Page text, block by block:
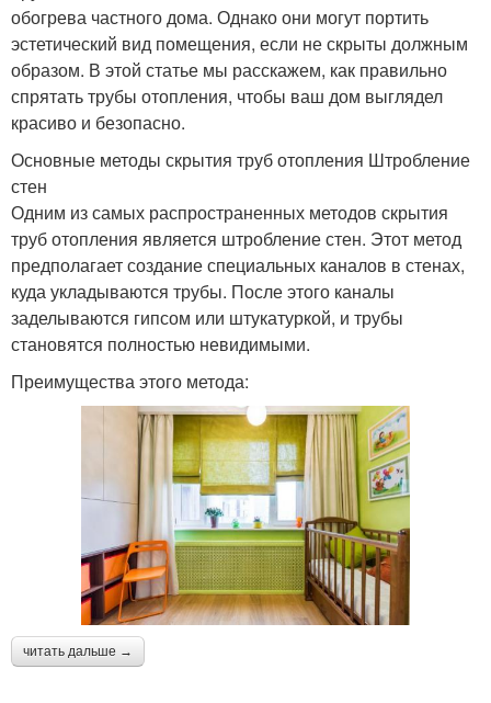
обогрева частного дома. Однако они могут портить
эстетический вид помещения, если не скрыты должным
образом. В этой статье мы расскажем, как правильно
спрятать трубы отопления, чтобы ваш дом выглядел
красиво и безопасно.
Основные методы скрытия труб отопления Штробление
стен
Одним из самых распространенных методов скрытия
труб отопления является штробление стен. Этот метод
предполагает создание специальных каналов в стенах,
куда укладываются трубы. После этого каналы
заделываются гипсом или штукатуркой, и трубы
становятся полностью невидимыми.
Преимущества этого метода:
читать дальше →